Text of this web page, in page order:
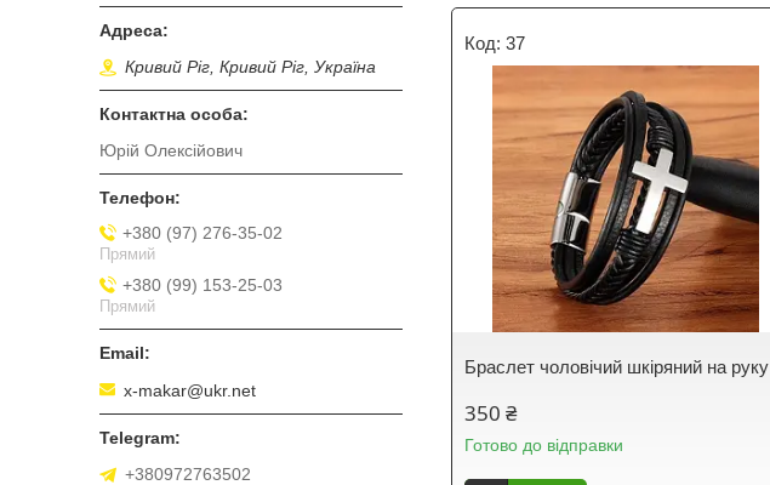
37
Браслет чоловічий шкіряний на руку
350 ₴
Готово до відправки
Кривий Ріг, Кривий Ріг, Україна
Юрій Олексійович
+380 (97) 276-35-02
Прямий
+380 (99) 153-25-03
Прямий
x-makar@ukr.net
+380972763502